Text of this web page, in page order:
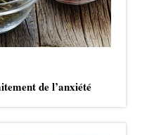
de l’anxiété